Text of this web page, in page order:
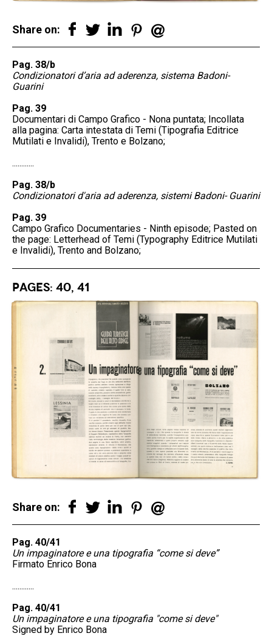
Share on:
Pag. 38/b
Condizionatori d’aria ad aderenza, sistema Badoni-
Guarini
Pag. 39
Documentari di Campo Grafico - Nona puntata; Incollata
alla pagina: Carta intestata di Temi (Tipografia Editrice
Mutilati e Invalidi), Trento e Bolzano;
............
Pag. 38/b
Condizionatori d'aria ad aderenza, sistemi Badoni- Guarini
Pag. 39
Campo Grafico Documentaries - Ninth episode; Pasted on
the page: Letterhead of Temi (Typography Editrice Mutilati
e Invalidi), Trento and Bolzano;
Pages: 40, 41
Share on:
Pag. 40/41
Un impaginatore e una tipografia “come si deve”
Firmato Enrico Bona
............
Pag. 40/41
Un impaginatore e una tipografia "come si deve"
Signed by Enrico Bona